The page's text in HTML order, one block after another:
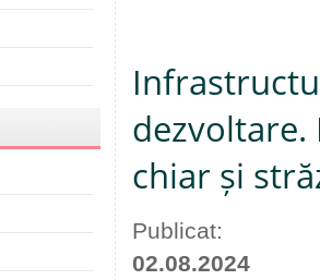
dezvoltare.
chiar și
Publicat:
02.08.2024